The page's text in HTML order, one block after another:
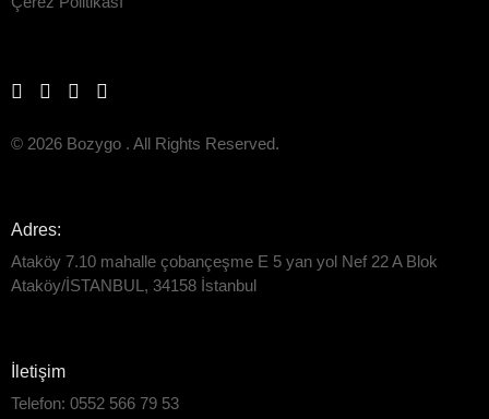
© 2026 Bozygo . All Rights Reserved.
Adres:
Ataköy 7.10 mahalle çobançeşme E 5 yan yol Nef 22 A Blok
Ataköy/İSTANBUL, 34158 İstanbul
İletişim
Telefon: 0552 566 79 53